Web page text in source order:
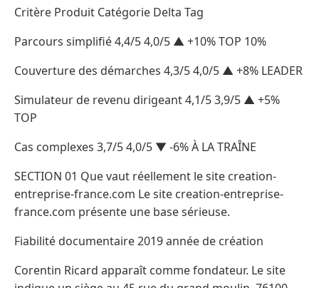
Critère Produit Catégorie Delta Tag
Parcours simplifié 4,4/5 4,0/5 ▲ +10% TOP 10%
Couverture des démarches 4,3/5 4,0/5 ▲ +8% LEADER
Simulateur de revenu dirigeant 4,1/5 3,9/5 ▲ +5%
TOP
Cas complexes 3,7/5 4,0/5 ▼ -6% À LA TRAÎNE
SECTION 01 Que vaut réellement le site creation-
entreprise-france.com Le site creation-entreprise-
france.com présente une base sérieuse.
Fiabilité documentaire 2019 année de création
Corentin Ricard apparaît comme fondateur. Le site